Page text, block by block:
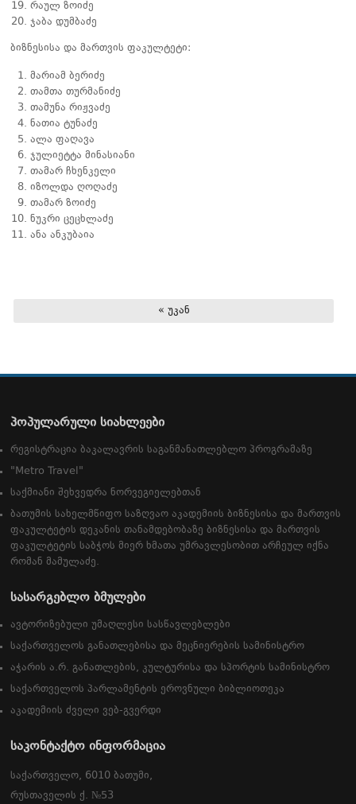
რაულ ზოიძე
ჯაბა დუმბაძე
ბიზნესისა და მართვის ფაკულტეტი:
მარიამ ბერიძე
თამთა თურმანიძე
თამუნა რიჟვაძე
ნათია ტუნაძე
ალა ფაღავა
ჯულიეტტა მინასიანი
თამარ ჩხენკელი
იზოლდა ღოღაძე
თამარ ზოიძე
ნუკრი ცეცხლაძე
ანა ანკუბაია
« უკან
პოპულარული სიახლეები
რეგისტრაცია ბაკალავრის საგანმანათლებლო პროგრამაზე
"Metro Travel"
საქმიანი შეხვედრა ნორვეგიელებთან
ბათუმის სახელმწიფო საზღვაო აკადემიის ბიზნესისა და მართვის
ფაკულტეტის დეკანის თანამდებობაზე ბიზნესისა და მართვის
ფაკულტეტის საბჭოს მიერ ხმათა უმრავლესობით არჩეულ იქნა
რომან მამულაძე.
სასარგებლო ბმულები
ავტორიზებული უმაღლესი სასწავლებლები
საქართველოს განათლებისა და მეცნიერების სამინისტრო
აჭარის ა.რ. განათლების, კულტურისა და სპორტის სამინისტრო
საქართველოს პარლამენტის ეროვნული ბიბლიოთეკა
აკადემიის ძველი ვებ-გვერდი
საკონტაქტო ინფორმაცია
საქართველო, 6010 ბათუმი,
რუსთაველის ქ. №53